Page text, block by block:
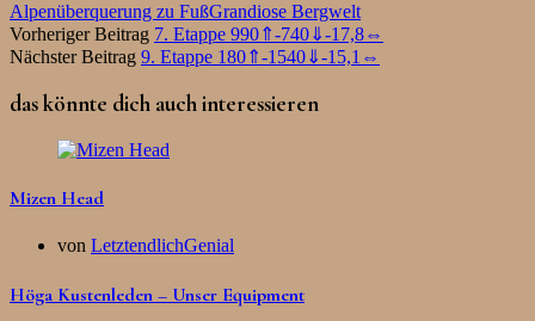
Alpenüberquerung zu FußGrandiose Bergwelt
Vorheriger Beitrag 7. Etappe 990⇑-740⇓-17,8⇔
Nächster Beitrag 9. Etappe 180⇑-1540⇓-15,1⇔
das könnte dich auch interessieren
Mizen Head
von LetztendlichGenial
Höga Kustenleden – Unser Equipment